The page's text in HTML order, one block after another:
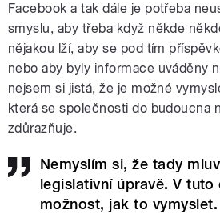
Facebook a tak dále je potřeba
smyslu, aby třeba když někde
nějakou lží, aby se pod tím
nebo aby byly informace uváděny
nejsem si jistá, že je možné
která se společnosti do budoucna
zdůrazňuje.
Nemyslím si, že tady
legislativní úpravě. V tuto
možnost, jak to vymyslet.